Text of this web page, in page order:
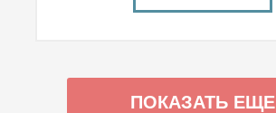
ПОКАЗАТЬ ЕЩЕ